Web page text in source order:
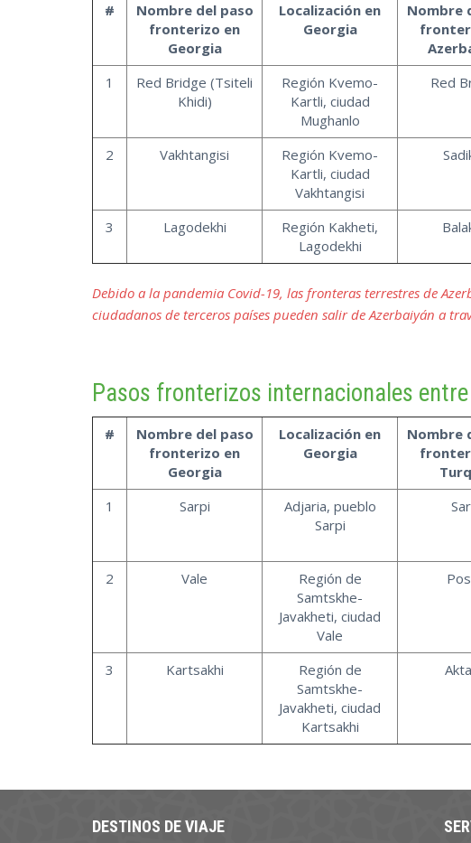
#
Nombre del paso
fronterizo en
Georgia
Localización en
Georgia
Nombre
1
Red Bridge (Tsiteli
Khidi)
Región Kvemo-
Kartli, ciudad
Mughanlo
Red
2 Vakhtangisi
Región Kvemo-
Kartli, ciudad
Vakhtangisi
3 Lagodekhi
Región Kakheti,
Lagodekhi
Debido a la pandemia Covid-19, las fronteras terrestres de
ciudadanos de terceros países pueden salir de Azerbaiyán a
Pasos fronterizos internacionales
#
Nombre del paso
fronterizo en
Georgia
Localización en
Georgia
Nombre
1 Sarpi
Adjaria, pueblo
Sarpi
2 Vale
Región de
Samtskhe-
Javakheti, ciudad
Vale
3 Kartsakhi
Región de
Samtskhe-
Javakheti, ciudad
Kartsakhi
DESTINOS DE VIAJE